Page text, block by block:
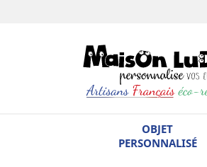
OBJET
PERSONNALISÉ